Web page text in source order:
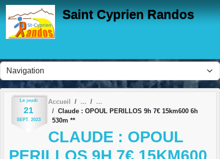
Saint Cyprien Randos
Le jeudi
21
SEPT. 2023
Accueil
Claude : OPOUL PERILLOS 9h 7€ 15km600 6h
530m **
CLAUDE : OPOUL
PERILLOS 9H 7€ 15KM600
Panneau de gestion des cookies